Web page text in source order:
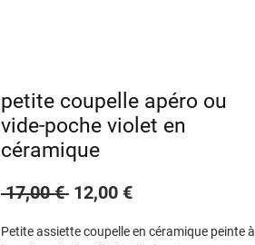
petite coupelle apéro ou
vide-poche violet en
céramique
17,00 € Prix
12,00 €Prix
Petite assiette coupelle en céramique peinte à